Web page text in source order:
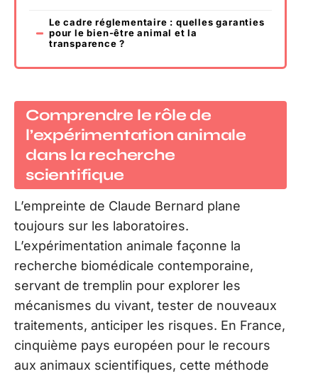
Le cadre réglementaire : quelles garanties
pour le bien-être animal et la
transparence ?
Comprendre le rôle de
l’expérimentation animale
dans la recherche
scientifique
L’empreinte de Claude Bernard plane
toujours sur les laboratoires.
L’expérimentation animale façonne la
recherche biomédicale contemporaine,
servant de tremplin pour explorer les
mécanismes du vivant, tester de nouveaux
traitements, anticiper les risques. En France,
cinquième pays européen pour le recours
aux animaux scientifiques, cette méthode